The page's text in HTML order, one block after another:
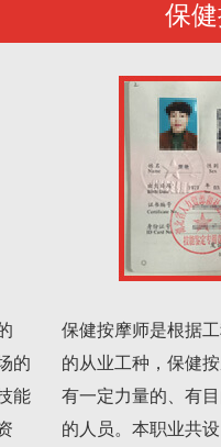
的
能
保
保健按摩师是根据
的从业工种，保健
有一定力量的、有
的人员。本职业共